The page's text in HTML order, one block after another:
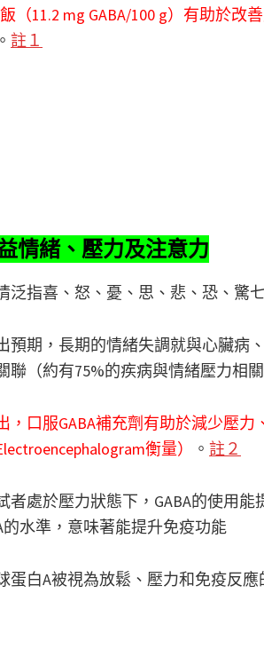
（11.2 mg GABA/100 g）有助於改
註１
情緒、壓力及注意力
泛指喜、怒、憂、思、悲、恐、驚
預期，長期的情緒失調就與心臟病
聯（約有75%的疾病與情緒壓力相關
，口服GABA補充劑有助於減少壓
衡量）
。 註２
者處於壓力狀態下，GABA的使用
的水準，意味著能提升免疫功能
蛋白A被視為放鬆、壓力和免疫反應